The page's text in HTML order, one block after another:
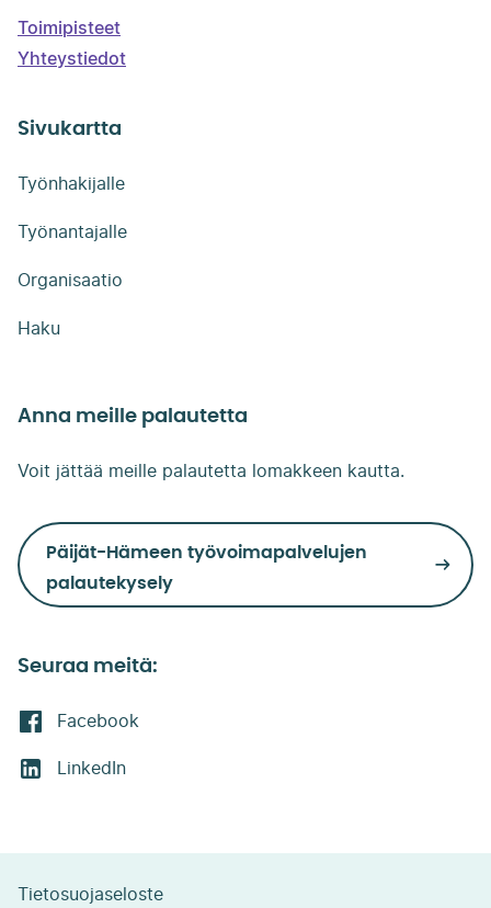
Toimipisteet
Yhteystiedot
Sivukartta
Työnhakijalle
Työnantajalle
Organisaatio
Haku
Anna meille palautetta
Voit jättää meille palautetta lomakkeen kautta.
Päijät-Hämeen työvoimapalvelujen
palautekysely
Seuraa meitä:
Facebook
LinkedIn
Tietosuojaseloste